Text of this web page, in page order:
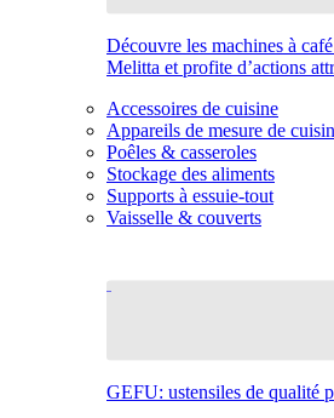
Découvre les machines à
Melitta et profite d’actions
Accessoires de cuisine
Appareils de mesure de
Poêles & casseroles
Stockage des aliments
Supports à essuie-tout
Vaisselle & couverts
GEFU: ustensiles de qualité